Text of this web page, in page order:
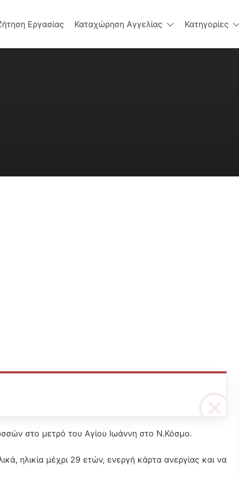
Εργασίας Καταχώρηση Αγγελίας Κατηγορίες
στο μετρό του Αγίου Ιωάννη στο Ν.Κόσμο.
ηλικία μέχρι 29 ετών, ενεργή κάρτα ανεργίας και να